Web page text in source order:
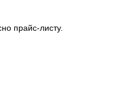
прайс-листу.